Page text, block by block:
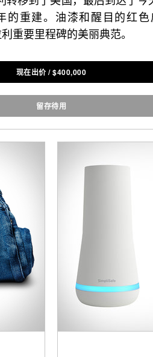
的重建。油漆和醒目的红
重要里程碑的美丽典范。
现在出价 /$400,000
留存待用